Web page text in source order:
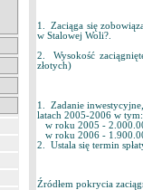
1. Zaciąga się
w Stalowej Woli?.
2. Wysokość
złotych)
1. Zadanie
latach 2005-2006 w tym:
w roku 2005 -
w roku 2006 -
2. Ustala się termin
Źródłem pokrycia